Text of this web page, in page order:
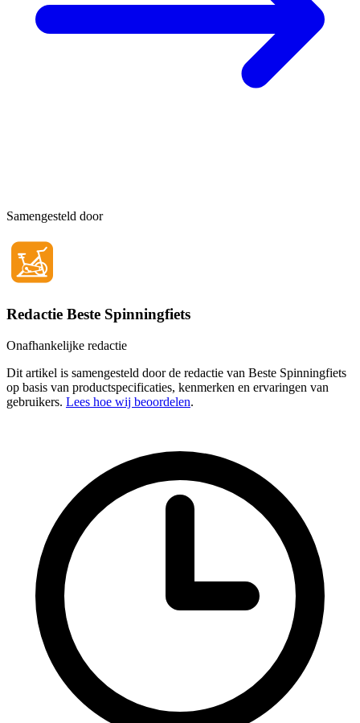
Samengesteld door
Redactie Beste Spinningfiets
Onafhankelijke redactie
Dit artikel is samengesteld door de redactie van Beste Spinningfiets
op basis van productspecificaties, kenmerken en ervaringen van
gebruikers. Lees hoe wij beoordelen.